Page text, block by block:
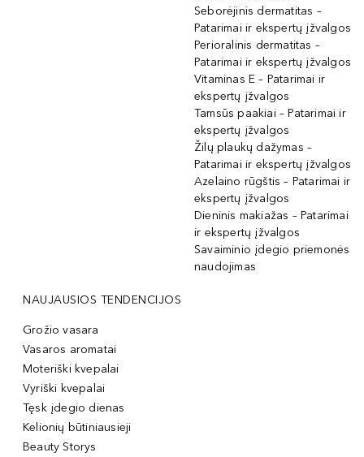
Seborėjinis dermatitas –
Patarimai ir ekspertų įžvalgos
Perioralinis dermatitas –
Patarimai ir ekspertų įžvalgos
Vitaminas E – Patarimai ir
ekspertų įžvalgos
Tamsūs paakiai – Patarimai ir
ekspertų įžvalgos
Žilų plaukų dažymas –
Patarimai ir ekspertų įžvalgos
Azelaino rūgštis – Patarimai ir
ekspertų įžvalgos
Dieninis makiažas – Patarimai
ir ekspertų įžvalgos
Savaiminio įdegio priemonės
naudojimas
NAUJAUSIOS TENDENCIJOS
Grožio vasara
Vasaros aromatai
Moteriški kvepalai
Vyriški kvepalai
Tęsk įdegio dienas
Kelionių būtiniausieji
Beauty Storys